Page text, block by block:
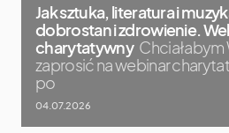
Jak sztuka, literatura i
dobrostan i zdrowienie.
charytatywny Chciałabym
zaprosić na webinar
po
04.07.2026